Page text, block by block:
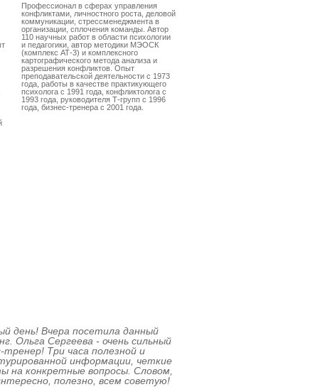
Профессионал в сферах управления
конфликтами, личностного роста, деловой
коммуникации, стрессменеджмента в
организации, сплочения команды. Автор
110 научных работ в области психологии
и педагогики, автор методики МЭОСК
(комплекс АТ-3) и комплексного
картографического метода анализа и
разрешения конфликтов. Опыт
преподавательской деятельности с 1973
года, работы в качестве практикующего
психолога с 1991 года, конфликтолога с
1993 года, руководителя Т-групп с 1996
года, бизнес-тренера с 2001 года.
день! Вчера посетила данный
Ольга Сергеева - очень сильный
тренер! Три часа полезной и
информации, четкие
на конкретные вопросы. Словом,
полезно, всем советую!